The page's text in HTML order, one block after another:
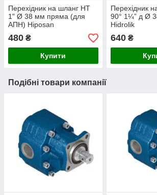
Перехідник на шланг НТ
1" Ø 38 мм пряма (для
АПН) Hiposan
480 ₴
Купити
Перехідник
90° 1¼” д Ø
Hidrolik
640₴
Подібні товари компанії